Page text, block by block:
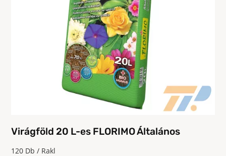
Virágföld 20 L-es FLORIMO Általános
120 Db / Rakl